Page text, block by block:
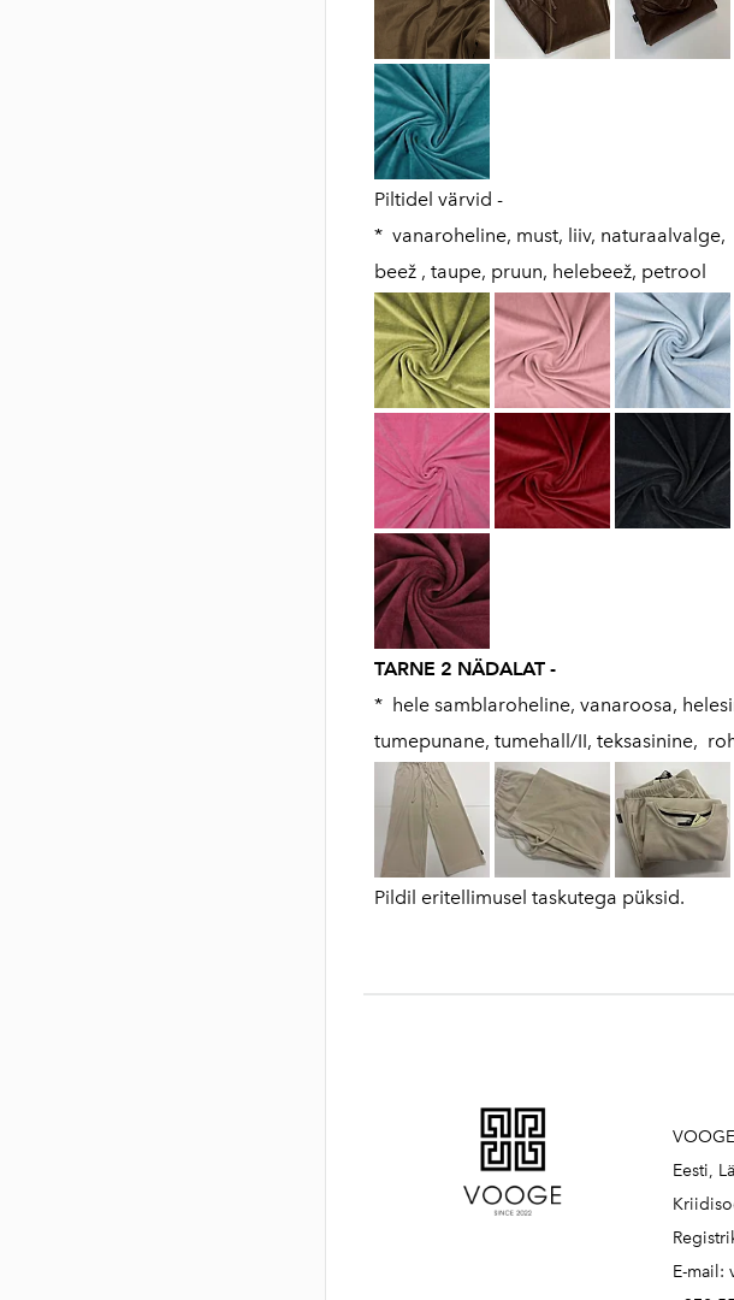
Piltidel värvid -
* vanaroheline, must, liiv,
beež , taupe, pruun, helebeež, petrool
TARNE 2 NÄDALAT -
* hele samblaroheline, vanaroosa,
tumepunane, tumehall/II, teksasinine,
Pildil eritellimusel taskutega püksid.
Eesti,
E-mail: